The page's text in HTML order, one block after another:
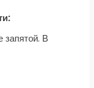
запятой. В